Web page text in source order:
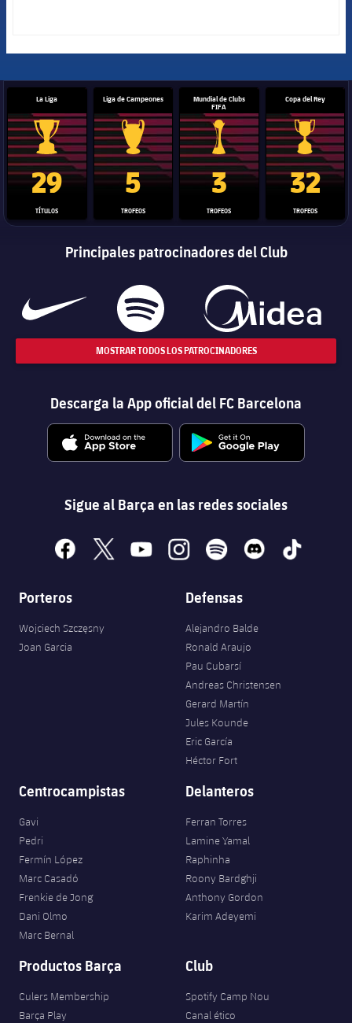
La Liga
Trofeo de La Liga
29
TÍTULOS
Liga de Campeones
Trofeo de la Liga de Campeones
5
TROFEOS
Mundial de Clubs
FIFA
Trofeo del Mundial de
3
TROFEOS
Copa del Rey
Copa del
32
TROFEOS
Principales patrocinadores del Club
MOSTRAR TODOS LOS PATROCINADORES
Descarga la App oficial del FC Barcelona
Sigue al Barça en las redes sociales
facebook
x youtubeinstagramspotify discord tiktok
Porteros
Wojciech Szczęsny
Joan Garcia
Defensas
Alejandro Balde
Ronald Araujo
Pau Cubarsí
Andreas Christensen
Gerard Martín
Jules Kounde
Eric García
Héctor Fort
Centrocampistas
Gavi
Pedri
Fermín López
Marc Casadó
Frenkie de Jong
Dani Olmo
Marc Bernal
Delanteros
Ferran Torres
Lamine Yamal
Raphinha
Roony Bardghji
Anthony Gordon
Karim Adeyemi
Productos Barça
Culers Membership
Barça Play
Club
Spotify Camp Nou
Canal ético